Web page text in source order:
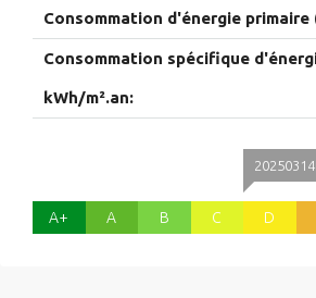
Consommation d'énergie primaire
Consommation spécifique
kWh/m².an:
A+ A B C D